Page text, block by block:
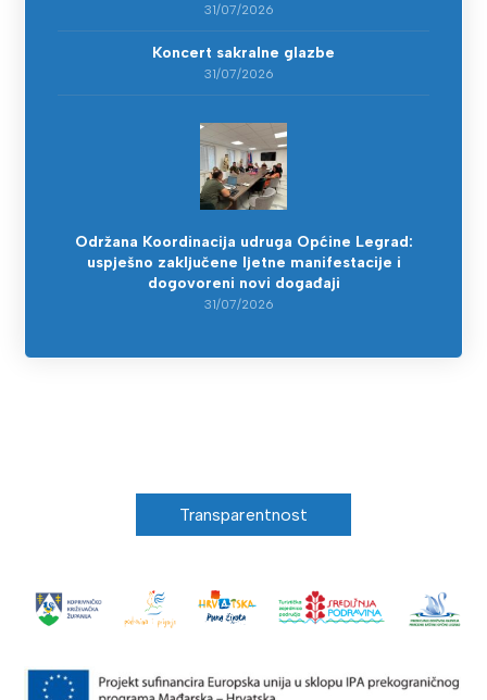
31/07/2026
Koncert sakralne glazbe
31/07/2026
Održana Koordinacija udruga Općine Legrad:
uspješno zaključene ljetne manifestacije i
dogovoreni novi događaji
31/07/2026
Transparentnost